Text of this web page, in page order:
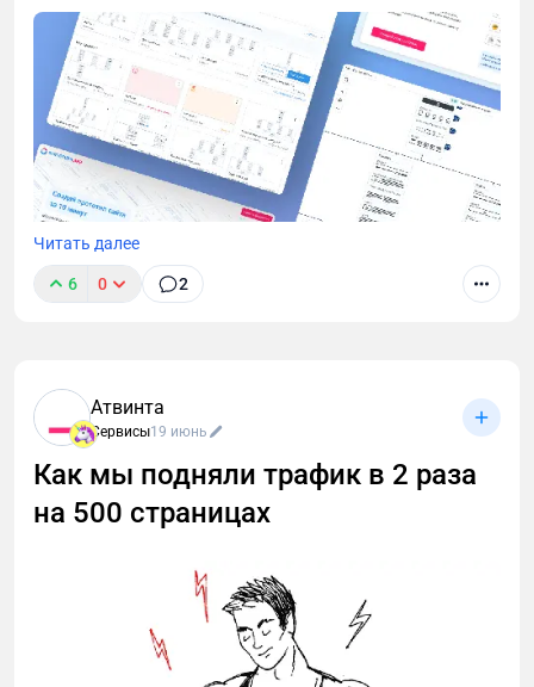
Коротко: Онлайн-инструмент для быстрой
Читать далее
6 0 2
Атвинта
Сервисы19 июнь
Как мы подняли трафик в 2 раза
на 500 страницах